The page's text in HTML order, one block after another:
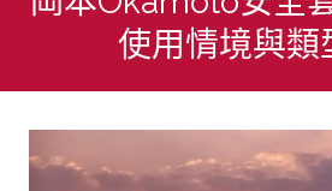
使用情境與類